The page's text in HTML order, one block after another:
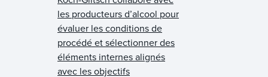
les producteurs d’alcool pour
évaluer les conditions de
procédé et sélectionner des
éléments internes alignés
avec les objectifs